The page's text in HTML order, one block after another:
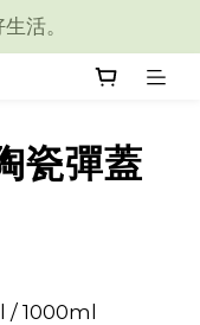
活。
瓷彈蓋
/ 1000ml